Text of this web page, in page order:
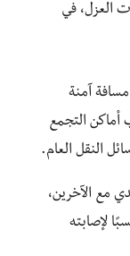
العزل، في
آمنة
أماكن التجمع
النقل العام.
مع الآخرين،
لإصابته